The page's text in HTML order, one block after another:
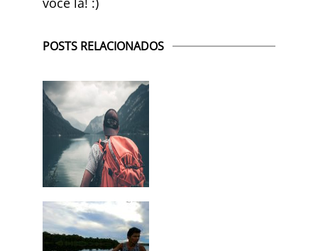
POSTS RELACIONADOS